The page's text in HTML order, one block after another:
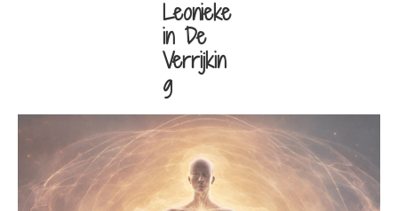
Leonieke
in De
Verrijkin
g